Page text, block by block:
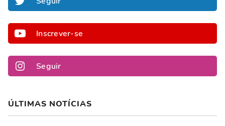
Inscrever-se
Seguir
ÚLTIMAS NOTÍCIAS